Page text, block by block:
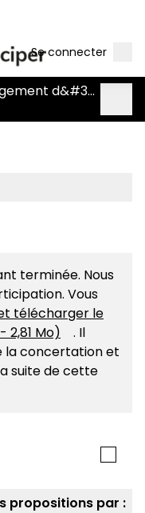
Se connecter
RD 178 - Doublement et aménagement d&#39;une voie réservée
terminée. Nous
Vous
télécharger le
2,81 Mo)
(S'ouvre
. Il
la concertation et
suite de cette
propositions par :